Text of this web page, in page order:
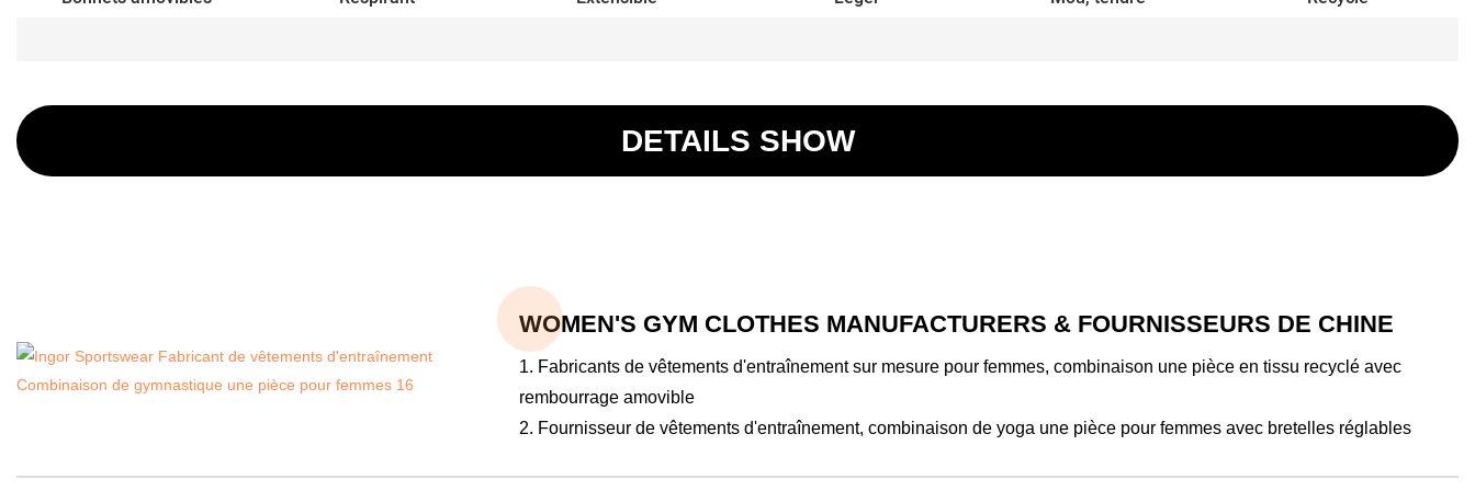
DETAILS SHOW
WOMEN'S GYM CLOTHES MANUFACTURERS & FOURNISSEURS DE CHINE
1. Fabricants de vêtements d'entraînement sur mesure pour femmes, combinaison une pièce en tissu recyclé avec
rembourrage amovible
2. Fournisseur de vêtements d'entraînement, combinaison de yoga une pièce pour femmes avec bretelles réglables